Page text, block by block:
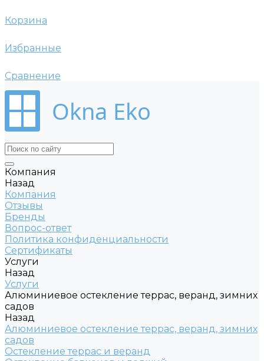
Корзина
Избранные
Сравнение
Okna Eko
Компания
Назад
Компания
Отзывы
Бренды
Вопрос-ответ
Политика конфиденциальности
Сертификаты
Услуги
Назад
Услуги
Алюминиевое остекление террас, веранд, зимних
садов
Назад
Алюминиевое остекление террас, веранд, зимних
садов
Остекление террас и веранд